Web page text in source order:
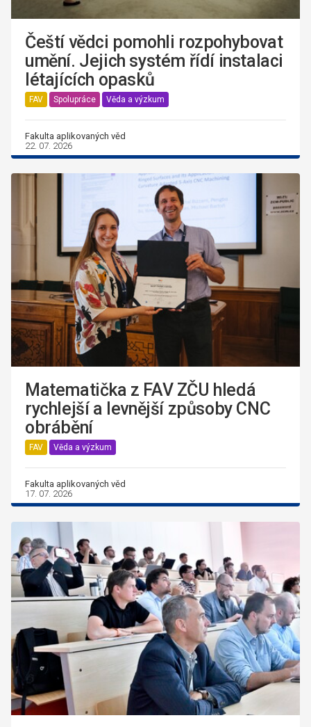
Čeští vědci pomohli rozpohybovat
umění. Jejich systém řídí instalaci
létajících opasků
FAV Spolupráce Věda a výzkum
Fakulta aplikovaných věd
22. 07. 2026
Matematička z FAV ZČU hledá
rychlejší a levnější způsoby CNC
obrábění
FAV Věda a výzkum
Fakulta aplikovaných věd
17. 07. 2026